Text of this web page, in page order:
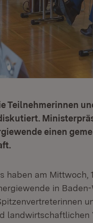
Teilnehmerinnen
einen
haben am Mittwoch,
in
landwirtschaftlichen